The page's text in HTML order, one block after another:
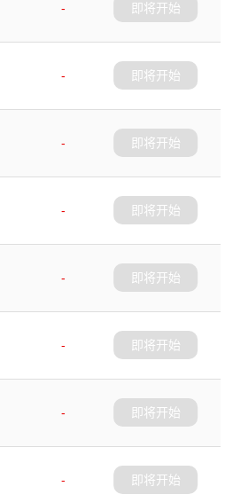
-
即将开始
-
即将开始
-
即将开始
-
即将开始
-
即将开始
-
即将开始
-
即将开始
-
即将开始